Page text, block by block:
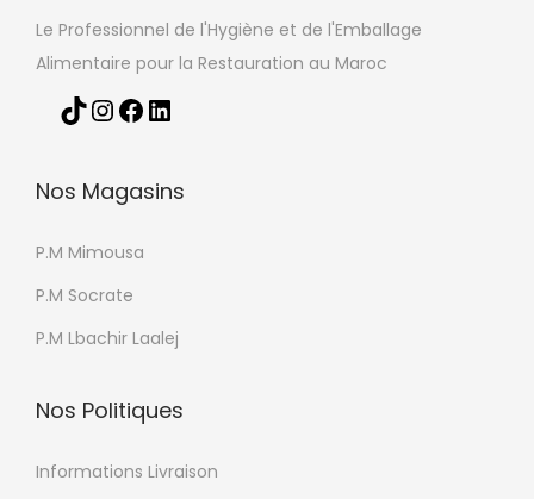
Le Professionnel de l'Hygiène et de l'Emballage
Alimentaire pour la Restauration au Maroc
Nos Magasins
P.M Mimousa
P.M Socrate
P.M Lbachir Laalej
Nos Politiques
Informations Livraison